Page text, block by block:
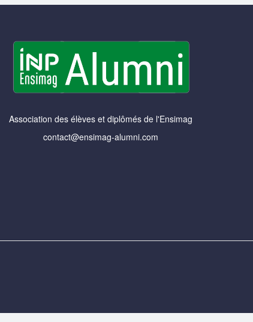
Association des élèves et diplômés de l'Ensimag
contact@ensimag-alumni.com